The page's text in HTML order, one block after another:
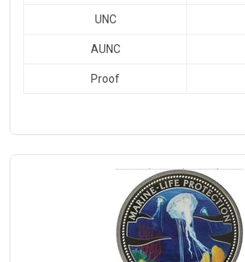
UNC
AUNC
Proof